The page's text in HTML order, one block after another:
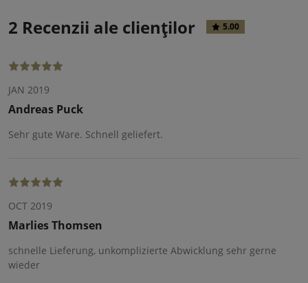
2 Recenzii ale clienților 5.00
JAN 2019
Andreas Puck
Sehr gute Ware. Schnell geliefert.
OCT 2019
Marlies Thomsen
schnelle Lieferung, unkomplizierte Abwicklung sehr gerne
wieder